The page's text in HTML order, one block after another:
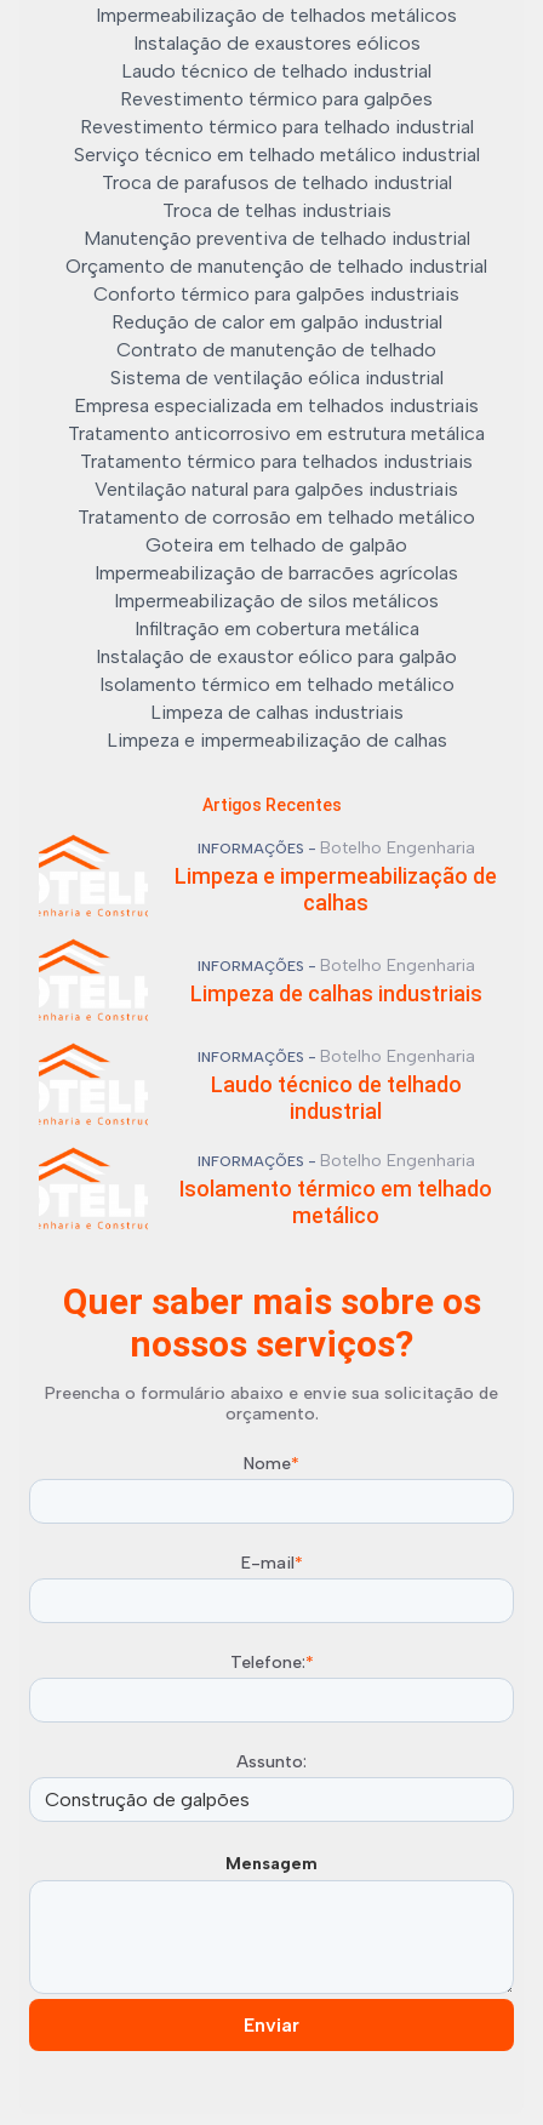
Impermeabilização de telhados metálicos
Instalação de exaustores eólicos
Laudo técnico de telhado industrial
Revestimento térmico para galpões
Revestimento térmico para telhado industrial
Serviço técnico em telhado metálico industrial
Troca de parafusos de telhado industrial
Troca de telhas industriais
Manutenção preventiva de telhado industrial
Orçamento de manutenção de telhado industrial
Conforto térmico para galpões industriais
Redução de calor em galpão industrial
Contrato de manutenção de telhado
Sistema de ventilação eólica industrial
Empresa especializada em telhados industriais
Tratamento anticorrosivo em estrutura metálica
Tratamento térmico para telhados industriais
Ventilação natural para galpões industriais
Tratamento de corrosão em telhado metálico
Goteira em telhado de galpão
Impermeabilização de barracões agrícolas
Impermeabilização de silos metálicos
Infiltração em cobertura metálica
Instalação de exaustor eólico para galpão
Isolamento térmico em telhado metálico
Limpeza de calhas industriais
Limpeza e impermeabilização de calhas
Artigos Recentes
INFORMAÇÕES - Botelho Engenharia
Limpeza e impermeabilização de
calhas
INFORMAÇÕES - Botelho Engenharia
Limpeza de calhas industriais
INFORMAÇÕES - Botelho Engenharia
Laudo técnico de telhado
industrial
INFORMAÇÕES - Botelho Engenharia
Isolamento térmico em telhado
metálico
Quer saber mais sobre os
nossos serviços?
Preencha o formulário abaixo e envie sua solicitação de
orçamento.
Nome*
E-mail*
Telefone:*
Assunto:
Mensagem
Enviar